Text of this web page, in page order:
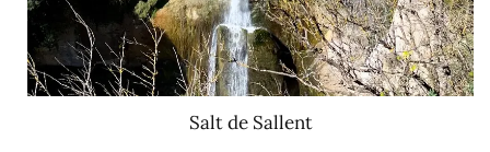
Salt de Sallent